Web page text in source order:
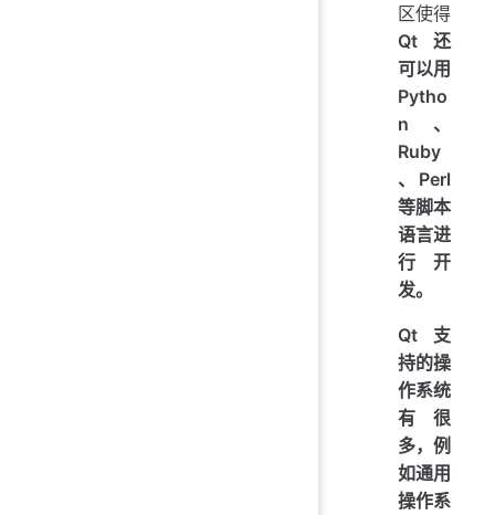
区使得
Qt 还
可以用
Pytho
n、
Ruby
、Perl
等脚本
语言进
行开
发。
Qt 支
持的操
作系统
有很
多，例
如通用
操作系